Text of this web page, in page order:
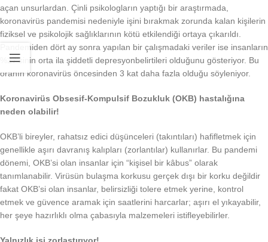
açan unsurlardan. Çinli psikologların yaptığı bir araştırmada,
koronavirüs pandemisi nedeniyle işini bırakmak zorunda kalan kişilerin
fiziksel ve psikolojik sağlıklarının kötü etkilendiği ortaya çıkarıldı.
Pandemiden dört ay sonra yapılan bir çalışmadaki veriler ise insanların
%27’sinin orta ila şiddetli depresyonbelirtileri olduğunu gösteriyor. Bu
oranın koronavirüs öncesinden 3 kat daha fazla olduğu söyleniyor.
Koronavirüs Obsesif-Kompulsif Bozukluk (OKB) hastalığına
neden olabilir!
OKB’li bireyler, rahatsız edici düşünceleri (takıntıları) hafifletmek için
genellikle aşırı davranış kalıpları (zorlantılar) kullanırlar. Bu pandemi
dönemi, OKB’si olan insanlar için “kişisel bir kâbus” olarak
tanımlanabilir. Virüsün bulaşma korkusu gerçek dışı bir korku değildir
fakat OKB’si olan insanlar, belirsizliği tolere etmek yerine, kontrol
etmek ve güvence aramak için saatlerini harcarlar; aşırı el yıkayabilir,
her şeye hazırlıklı olma çabasıyla malzemeleri istifleyebilirler.
Yalnızlık işi zorlaştırıyor!